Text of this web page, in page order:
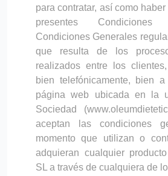
para contratar, así como
presentes
Condiciones Generales
que resulta de los
realizados entre los
bien telefónicamente, bien
página web ubicada en la
Sociedad
aceptan las condiciones
momento que utilizan o
adquieran cualquier
SL a través de cualquiera de